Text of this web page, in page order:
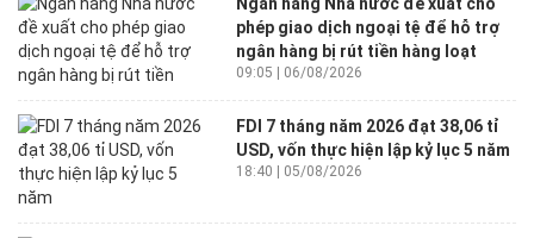
phép giao dịch ngoại tệ để hỗ trợ
ngân hàng bị rút tiền hàng loạt
09:05 | 06/08/2026
FDI 7 tháng năm 2026 đạt 38,06 tỉ
USD, vốn thực hiện lập kỷ lục 5 năm
18:40 | 05/08/2026